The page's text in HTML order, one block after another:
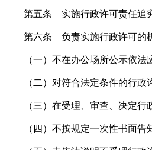
第五条 实施行政许可责任追究
第六条 负责实施行政许可的机
（一）不在办公场所公示依法应
（二）对符合法定条件的行政许
（三）在受理、审查、决定行政
（四）不按规定一次性书面告知